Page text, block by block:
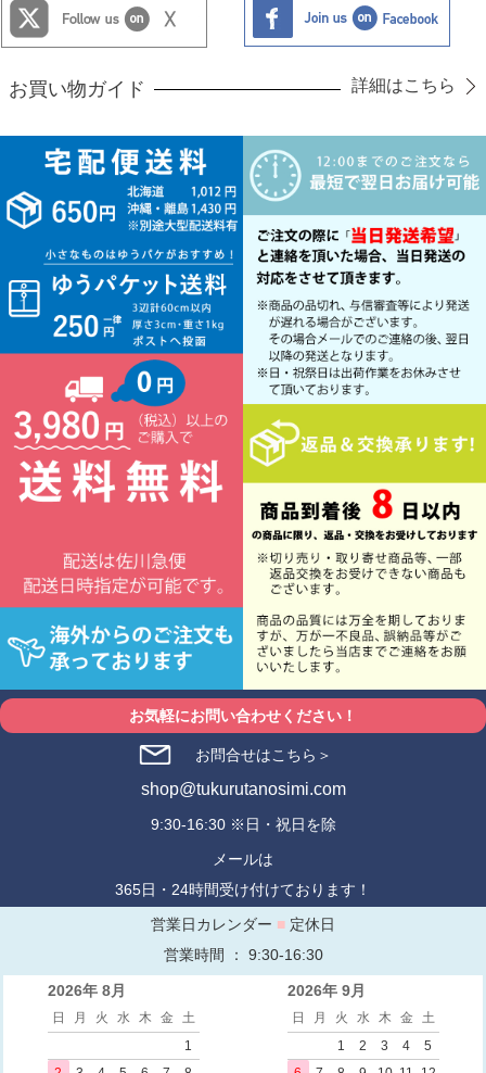
お買い物ガイド 詳細はこちら
お気軽にお問い合わせください！
お問合せはこちら＞
shop@tukurutanosimi.com
9:30-16:30 ※日・祝日を除
メールは
365日・24時間受け付けております！
営業日カレンダー ■ 定休日
営業時間 ： 9:30-16:30
2026年 8月
日 月 火 水 木 金
土
1
2026年 9月
日 月 火 水 木 金
土
1
2 3 4
5